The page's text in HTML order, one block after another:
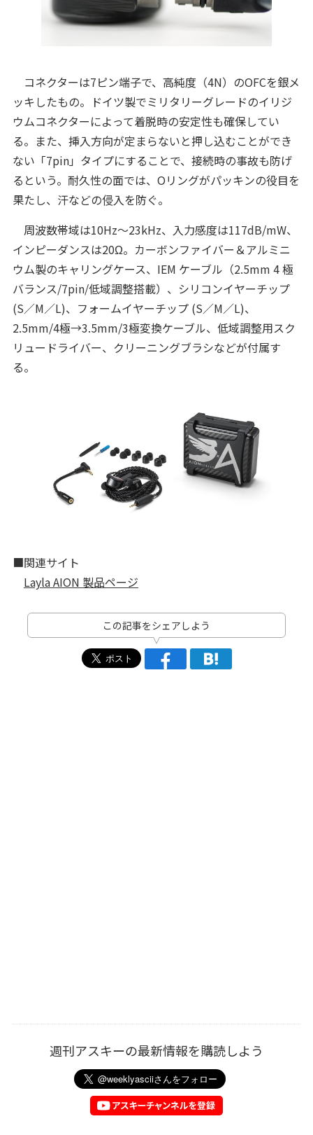
コネクターは7ピン端子で、高純度（4N）のOFCを銀メ
ッキしたもの。ドイツ製でミリタリーグレードのイリジ
ウムコネクターによって着脱時の安定性も確保してい
る。また、挿入方向が定まらないと押し込むことができ
ない「7pin」タイプにすることで、接続時の事故も防げ
るという。耐久性の面では、Oリングがパッキンの役目を
果たし、汗などの侵入を防ぐ。
周波数帯域は10Hz～23kHz、入力感度は117dB/mW、
インピーダンスは20Ω。カーボンファイバー＆アルミニ
ウム製のキャリングケース、IEM ケーブル（2.5mm 4 極
バランス/7pin/低域調整搭載）、シリコンイヤーチップ
(S／M／L)、フォームイヤーチップ (S／M／L)、
2.5mm/4極→3.5mm/3極変換ケーブル、低域調整用スク
リュードライバー、クリーニングブラシなどが付属す
る。
■関連サイト
Layla AION 製品ページ
この記事をシェアしよう
週刊アスキーの最新情報を購読しよう